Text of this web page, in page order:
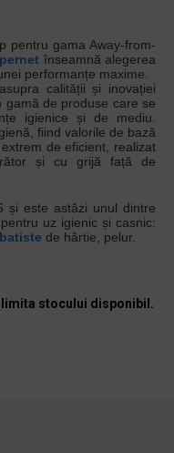
pentru gama Away-from-
înseamnă alegerea
performanțe maxime.
calității și inovației
gamă de produse care se
igienice și de mediu.
fiind valorile de bază
de eficient, realizat
și cu grijă față de
și este astăzi unul dintre
uz igienic și casnic:
batiste de hârtie, pelur.
stocului disponibil.